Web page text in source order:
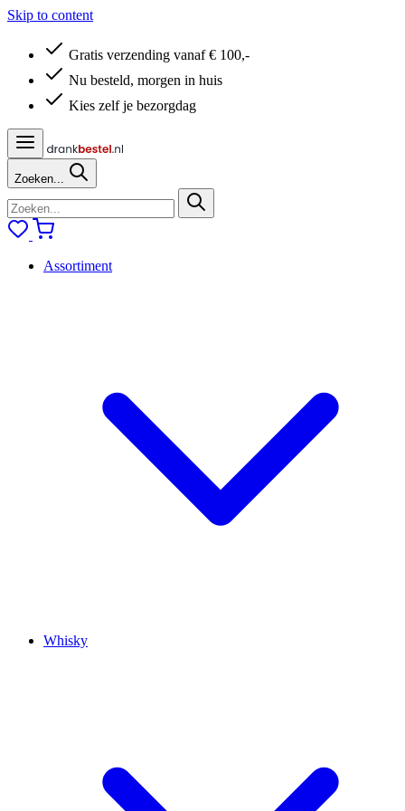
Skip to content
Gratis verzending vanaf € 100,-
Nu besteld, morgen in huis
Kies zelf je bezorgdag
Zoeken...
Assortiment
Whisky